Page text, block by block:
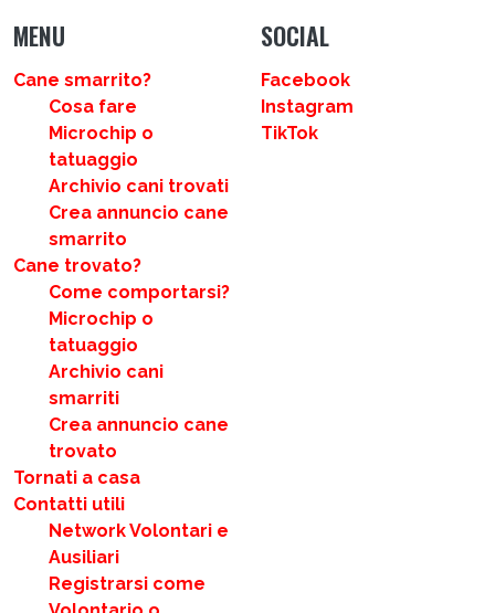
MENU
Cane smarrito?
Cosa fare
Microchip o
tatuaggio
Archivio cani trovati
Crea annuncio cane
smarrito
Cane trovato?
Come comportarsi?
Microchip o
tatuaggio
Archivio cani
smarriti
Crea annuncio cane
trovato
Tornati a casa
Contatti utili
Network Volontari e
Ausiliari
Registrarsi come
SOCIAL
Facebook
Instagram
TikTok